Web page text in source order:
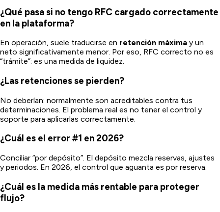
¿Qué pasa si no tengo RFC cargado correctamente
en la plataforma?
En operación, suele traducirse en retención máxima y un
neto significativamente menor. Por eso, RFC correcto no es
“trámite”: es una medida de liquidez.
¿Las retenciones se pierden?
No deberían: normalmente son acreditables contra tus
determinaciones. El problema real es no tener el control y
soporte para aplicarlas correctamente.
¿Cuál es el error #1 en 2026?
Conciliar “por depósito”. El depósito mezcla reservas, ajustes
y periodos. En 2026, el control que aguanta es por reserva.
¿Cuál es la medida más rentable para proteger
flujo?